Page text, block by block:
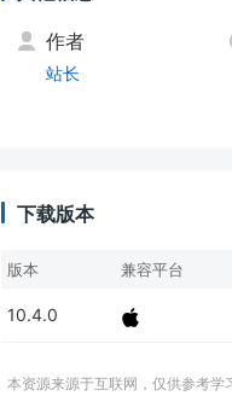
作者
站长
下载版本
版本 兼容平台
10.4.0
本资源来源于互联网，仅供参考